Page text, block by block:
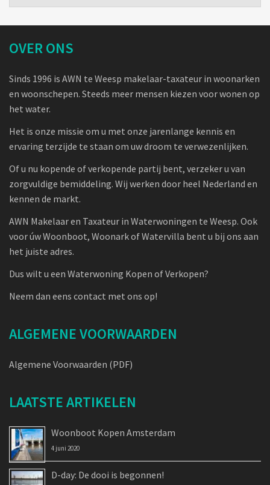
OVER ONS
Sinds 1996 is AWN te Weesp makelaar-taxateur in woonarken
en woonschepen. Steeds meer mensen kiezen voor wonen op
het water.
Het is onze missie om u met onze jarenlange kennis en
ervaring terzijde te staan om uw droom te verwezenlijken.
Of u nu kopende of verkopende partij bent, verzeker u van
zorgvuldige bemiddeling. Wij werken door heel Nederland en
kennen de markt.
AWN Makelaar en Taxateur in Waterwoningen te Weesp. Ook
voor úw Woonboot, Woonark of Watervilla bent u bij ons aan
het juiste adres.
Dus wilt u een Waterwoning Kopen of Verkopen?
Neem dan eens contact met ons op!
ALGEMENE VOORWAARDEN
Algemene Voorwaarden (PDF)
LAATSTE ARTIKELEN
Woonboot Kopen Amsterdam
4 juni 2020
D-day: De dooi is begonnen!